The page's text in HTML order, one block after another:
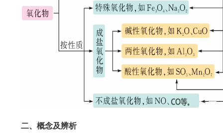
二、概念及辨析